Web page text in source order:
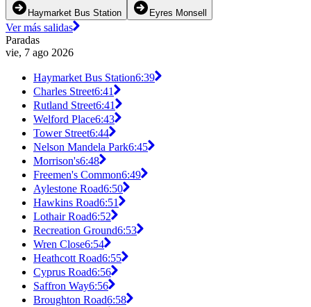
Haymarket Bus Station Eyres Monsell
Ver más salidas
Paradas
vie, 7 ago 2026
Haymarket Bus Station6:39
Charles Street6:41
Rutland Street6:41
Welford Place6:43
Tower Street6:44
Nelson Mandela Park6:45
Morrison's6:48
Freemen's Common6:49
Aylestone Road6:50
Hawkins Road6:51
Lothair Road6:52
Recreation Ground6:53
Wren Close6:54
Heathcott Road6:55
Cyprus Road6:56
Saffron Way6:56
Broughton Road6:58